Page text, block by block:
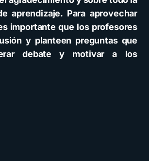
aprendizaje. Para aprovechar
importante que los profesores
y planteen preguntas que
debate y motivar a los